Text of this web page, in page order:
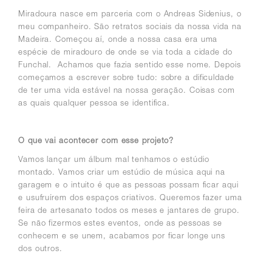
Miradoura nasce em parceria com o Andreas Sidenius, o
meu companheiro. São retratos sociais da nossa vida na
Madeira. Começou aí, onde a nossa casa era uma
espécie de miradouro de onde se via toda a cidade do
Funchal. Achamos que fazia sentido esse nome. Depois
começamos a escrever sobre tudo: sobre a dificuldade
de ter uma vida estável na nossa geração. Coisas com
as quais qualquer pessoa se identifica.
O que vai acontecer com esse projeto?
Vamos lançar um álbum mal tenhamos o estúdio
montado. Vamos criar um estúdio de música aqui na
garagem e o intuito é que as pessoas possam ficar aqui
e usufruírem dos espaços criativos. Queremos fazer uma
feira de artesanato todos os meses e jantares de grupo.
Se não fizermos estes eventos, onde as pessoas se
conhecem e se unem, acabamos por ficar longe uns
dos outros.